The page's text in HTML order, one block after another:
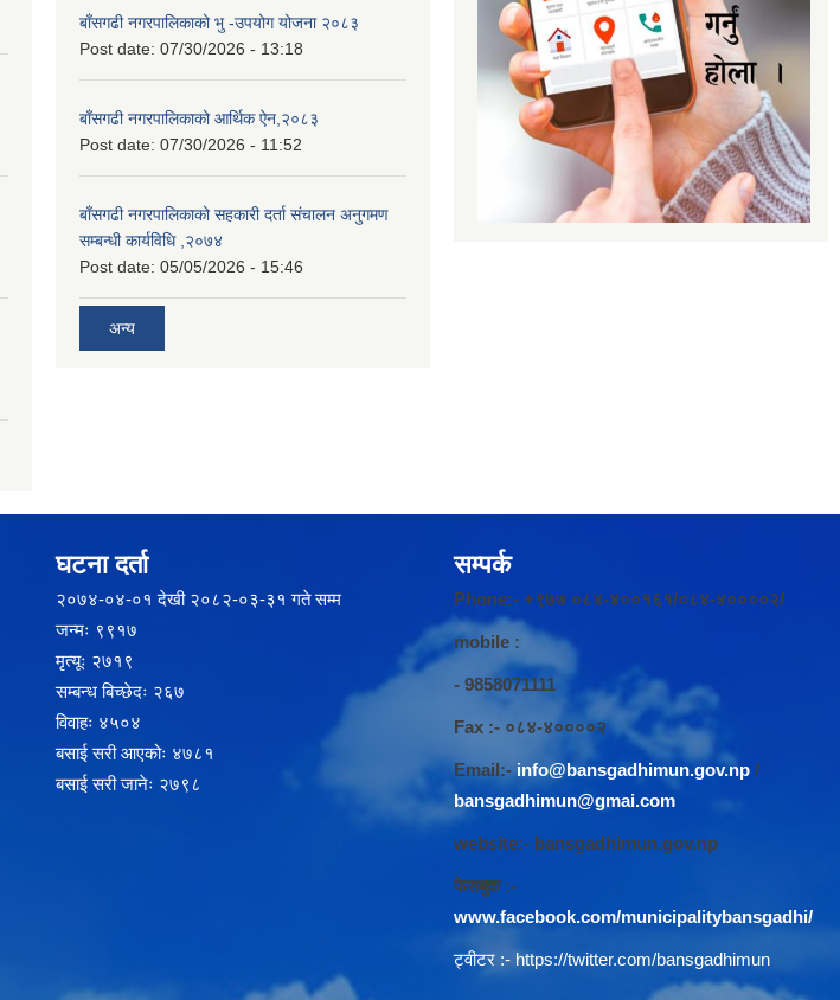
बाँसगढी नगरपालिकाको भु -उपयोग योजना २०८३
Post date: 07/30/2026 - 13:18
बाँसगढी नगरपालिकाको आर्थिक ऐन,२०८३
Post date: 07/30/2026 - 11:52
बाँसगढी नगरपालिकाको सहकारी दर्ता संचालन अनुगमण
सम्बन्धी कार्यविधि ,२०७४
Post date: 05/05/2026 - 15:46
अन्य
घटना दर्ता
२‍०७४-०४-०१ देखी २०८२-०३-३१ गते सम्म
जन्मः ९९१७
मृत्यूः २७१९
सम्बन्ध बिच्छेदः २६७
विवाहः ४५०४
बसाई सरी आएकोः ४७८१
बसाई सरी जानेः २७९८
सम्पर्क
Phone:- +९७७ ०८४-४००१६१/०८४-४००००२/
mobile :
- 9858071111
Fax :- ०८४-४००००२
Email:-info@bansgadhimun.gov.np /
bansgadhimun@gmai.com
website:- bansgadhimun.gov.np
फेसबुक :-
www.facebook.com/municipalitybansgadhi/
ट्वीटर :- https://twitter.com/bansgadhimun